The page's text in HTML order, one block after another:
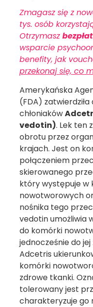
Zmagasz się z
tys. osób
Otrzymasz
wsparcie
benefity, jak
przekonaj się, co
Amerykańska
(FDA)
chłoniaków
vedotin). Lek ten
obrotu przez
krajach. Jest on
połączeniem
skierowanego
który występuje w
nowotworowych
nośnika tego
vedotin umożliwia
do komórki
jednocześnie do jej
Adcetris
komórki
zdrowe tkanki.
tolerowany jest
charakteryzuje go